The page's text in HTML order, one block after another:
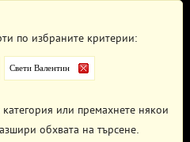
по избраните критерии:
Свети Валентин
или премахнете някои
обхвата на търсене.